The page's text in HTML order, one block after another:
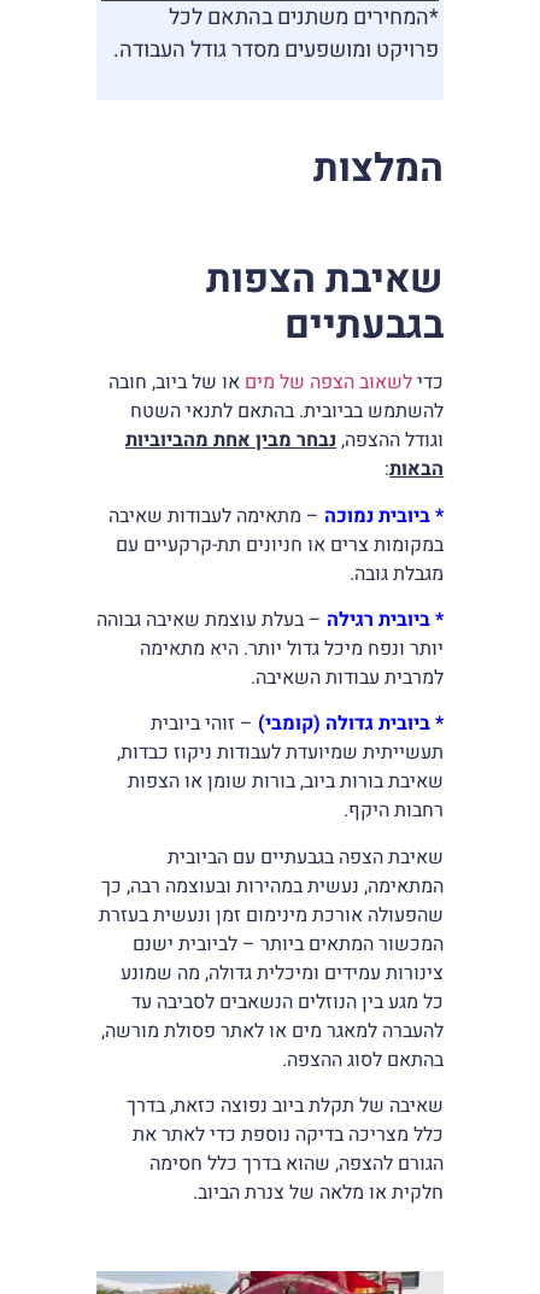
*המחירים משתנים בהתאם לכל
פרויקט ומושפעים מסדר גודל העבודה.
המלצות
שאיבת הצפות
בגבעתיים
כדילשאוב הצפה של מים או של ביוב, חובה
להשתמש בביובית. בהתאם לתנאי השטח
וגודל ההצפה,נבחר מבין אחת מהביוביות
הבאות:
* ביובית נמוכה – מתאימה לעבודות שאיבה
במקומות צרים או חניונים תת-קרקעיים עם
מגבלת גובה.
* ביובית רגילה – בעלת עוצמת שאיבה גבוהה
יותר ונפח מיכל גדול יותר. היא מתאימה
למרבית עבודות השאיבה.
* ביובית גדולה (קומבי) – זוהי ביובית
תעשייתית שמיועדת לעבודות ניקוז כבדות,
שאיבת בורות ביוב, בורות שומן או הצפות
רחבות היקף.
שאיבת הצפה בגבעתיים עם הביובית
המתאימה, נעשית במהירות ובעוצמה רבה, כך
שהפעולה אורכת מינימום זמן ונעשית בעזרת
המכשור המתאים ביותר – לביובית ישנם
צינורות עמידים ומיכלית גדולה, מה שמונע
כל מגע בין הנוזלים הנשאבים לסביבה עד
להעברה למאגר מים או לאתר פסולת מורשה,
בהתאם לסוג ההצפה.
שאיבה של תקלת ביוב נפוצה כזאת, בדרך
כלל מצריכה בדיקה נוספת כדי לאתר את
הגורם להצפה, שהוא בדרך כלל חסימה
חלקית או מלאה של צנרת הביוב.